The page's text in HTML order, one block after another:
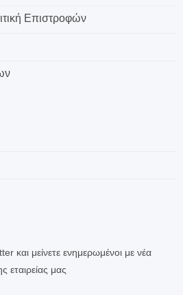
Επιστροφών
και μείνετε ενημερωμένοι με νέα
εταιρείας μας